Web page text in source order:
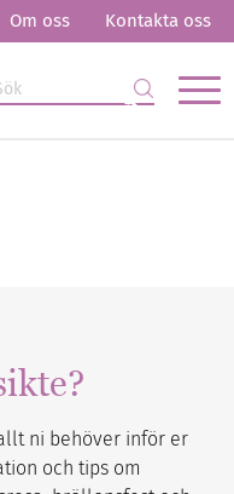
Om oss Kontakta oss
ni behöver inför er
och tips om